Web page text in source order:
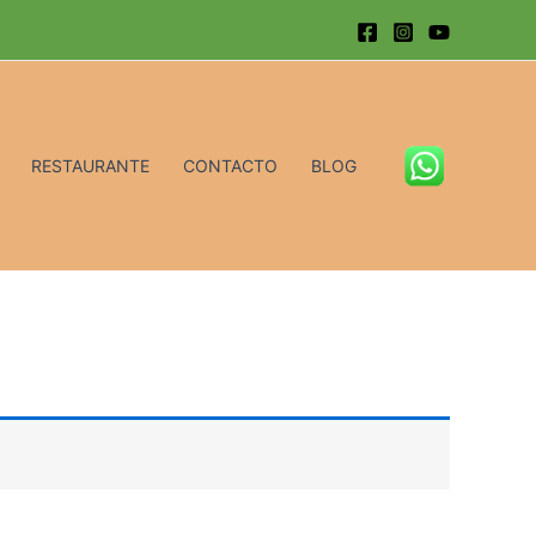
RESTAURANTE CONTACTO BLOG